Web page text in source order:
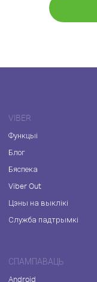
VIBER
Функцыі
Блог
Бяспека
Viber Out
Цэны на выклікі
Служба падтрымкі
СПАМПАВАЦЬ
Android